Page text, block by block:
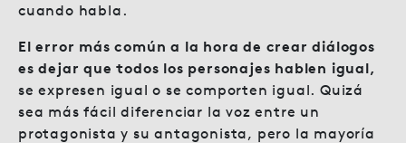
cuando habla.
El error más común a la hora de crear diálogos
es dejar que todos los personajes hablen igual,
se expresen igual o se comporten igual. Quizá
sea más fácil diferenciar la voz entre un
protagonista y su antagonista, pero la mayoría